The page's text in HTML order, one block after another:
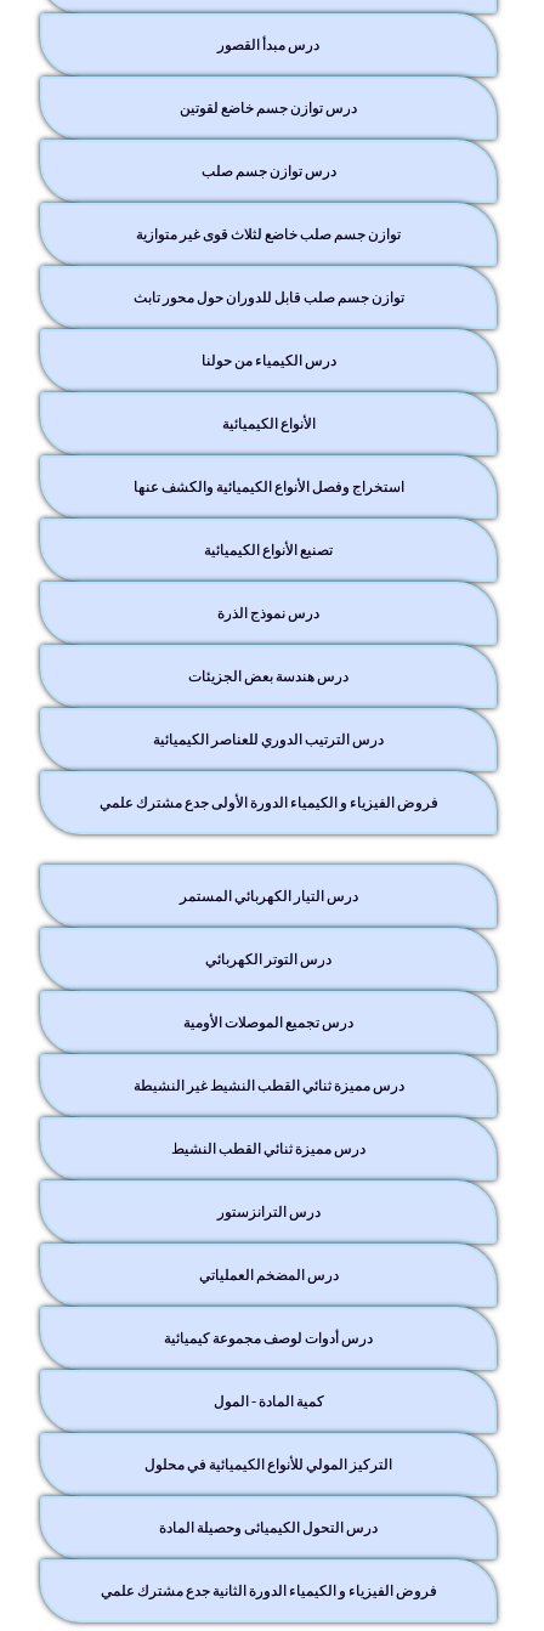
درس مبدأ القصور
درس توازن جسم خاضع لقوتين
درس توازن جسم صلب
توازن جسم صلب خاضع لثلاث قوى غير متوازية
توازن جسم صلب قابل للدوران حول محور تابث
درس الكيمياء من حولنا
الأنواع الكيميائية
استخراج وفصل الأنواع الكيميائية والكشف عنها
تصنيع الأنواع الكيميائية
درس نموذج الذرة
درس هندسة بعض الجزيئات
درس الترتيب الدوري للعناصر الكيميائية
فروض الفيزياء و الكيمياء الدورة الأولى جدع مشترك علمي
درس التيار الكهربائي المستمر
درس التوتر الكهربائي
درس تجميع الموصلات الأومية
درس مميزة ثنائي القطب النشيط غير النشيطة
درس مميزة ثنائي القطب النشيط
درس الترانزستور
درس المضخم العملياتي
درس أدوات لوصف مجموعة كيميائية
كمية المادة - المول
التركيز المولي للأنواع الكيميائية في محلول
درس التحول الكيميائى وحصيلة المادة
فروض الفيزياء و الكيمياء الدورة الثانية جدع مشترك علمي